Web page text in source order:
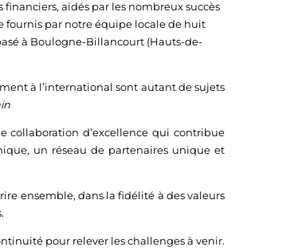
aidés par les nombreux succès
fournis par notre équipe locale de huit
à Boulogne-Billancourt (Hauts-de-
à l’international sont autant de sujets
collaboration d’excellence qui contribue
un réseau de partenaires unique et
ensemble, dans la fidélité à des valeurs
pour relever les challenges à venir.